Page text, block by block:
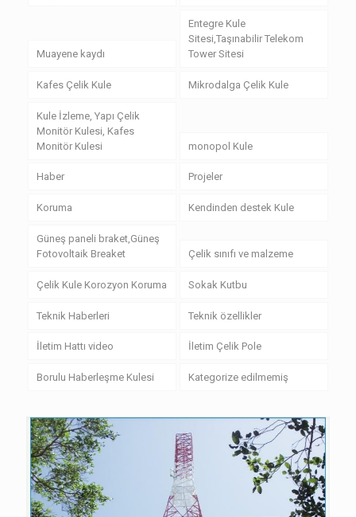
Muayene kaydı
Entegre Kule
Sitesi,Taşınabilir Telekom
Tower Sitesi
Kafes Çelik Kule Mikrodalga Çelik Kule
Kule İzleme, Yapı Çelik
Monitör Kulesi, Kafes
Monitör Kulesi
monopol Kule
Haber Projeler
Koruma Kendinden destek Kule
Güneş paneli braket,Güneş
Fotovoltaik Breaket
Çelik sınıfı ve malzeme
Çelik Kule Korozyon Koruma Sokak Kutbu
Teknik Haberleri Teknik özellikler
İletim Hattı video İletim Çelik Pole
Borulu Haberleşme Kulesi Kategorize edilmemiş